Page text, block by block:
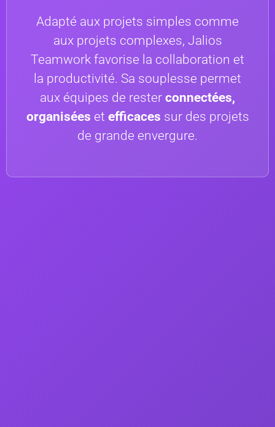
Adapté aux projets simples comme
aux projets complexes, Jalios
Teamwork favorise la collaboration et
la productivité. Sa souplesse permet
aux équipes de rester connectées,
organisées et efficaces sur des projets
de grande envergure.